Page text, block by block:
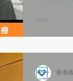
《藝術生命軌跡》 表達
香港